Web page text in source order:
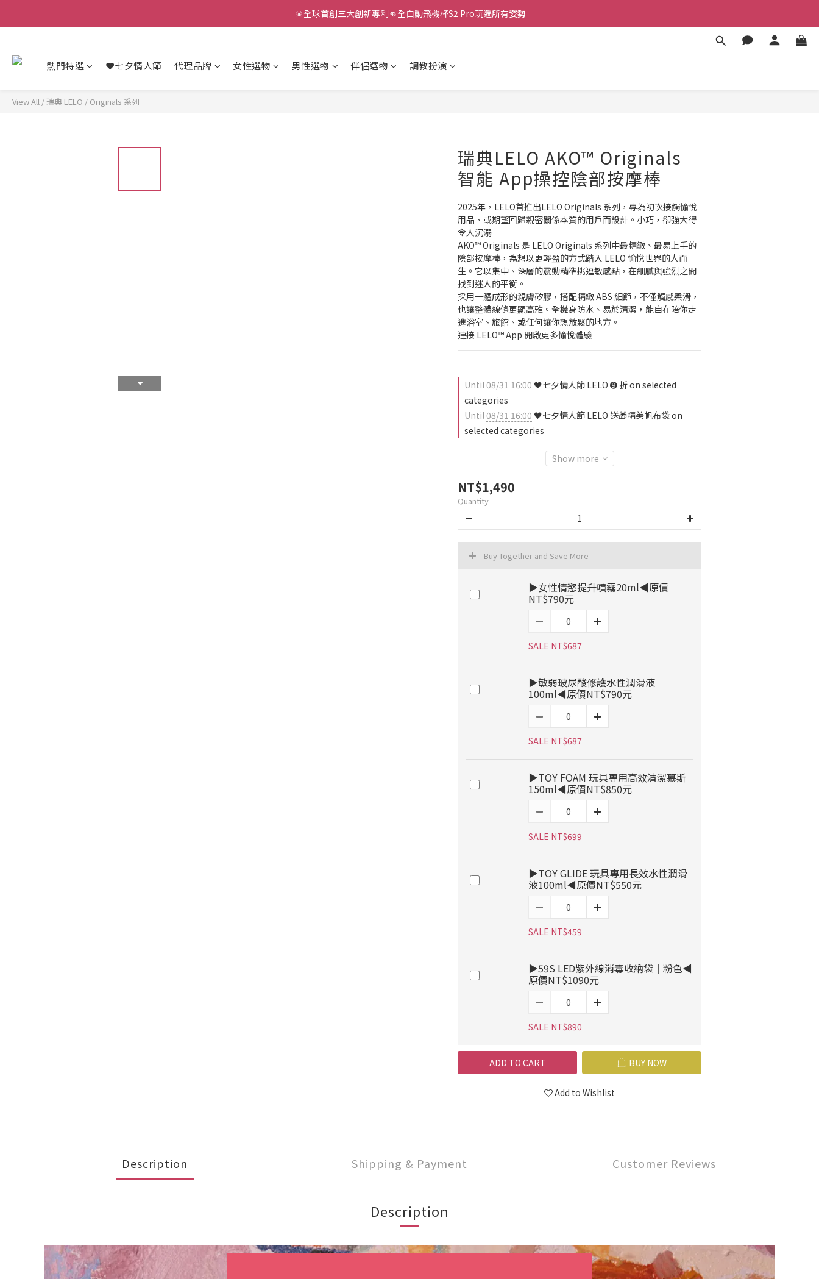
新款智能炮機👍小奶狗🩷小飛象💜
新款智能炮機👍小奶狗🩷小飛象💜
🎇全球首創三大創新專利👊全自動飛機杯S2 Pro玩遍所有姿勢
熱門特選 ❤️七夕情人節 代理品牌 女性選物 男性選物 伴侶選物 調教扮演
View All /瑞典 LELO / Originals 系列
瑞典LELO AKO™ Originals
智能 App操控陰部按摩棒
2025年，LELO首推出LELO Originals 系列，專為初次接觸愉悅
用品、或期望回歸親密關係本質的用戶而設計。小巧，卻強大得
令人沉溺
AKO™ Originals 是 LELO Originals 系列中最精緻、最易上手的
陰部按摩棒，為想以更輕盈的方式踏入 LELO 愉悅世界的人而
生。它以集中、深層的震動精準挑逗敏感點，在細膩與強烈之間
找到迷人的平衡。
採用一體成形的親膚矽膠，搭配精緻 ABS 細節，不僅觸感柔滑，
也讓整體線條更顯高雅。全機身防水、易於清潔，能自在陪你走
進浴室、旅館、或任何讓你想放鬆的地方。
連接 LELO™ App 開啟更多愉悅體驗
Until08/31 16:00 🖤七夕情人節 LELO ➒ 折 on selected
categories
Until08/31 16:00 🖤七夕情人節 LELO 送🎁精美帆布袋 on
selected categories
Show more
NT$1,490
Quantity
Buy Together and Save More
▶女性情慾提升噴霧20ml◀原價
NT$790元
SALE NT$687
▶敏弱玻尿酸修護水性潤滑液
100ml◀原價NT$790元
SALE NT$687
▶TOY FOAM 玩具專用高效清潔慕斯
150ml◀原價NT$850元
SALE NT$699
▶TOY GLIDE 玩具專用長效水性潤滑
液100ml◀原價NT$550元
SALE NT$459
▶59S LED紫外線消毒收納袋｜粉色◀
原價NT$1090元
SALE NT$890
ADD TO CART BUY NOW
Add to Wishlist
Description Shipping & Payment Customer Reviews
Description